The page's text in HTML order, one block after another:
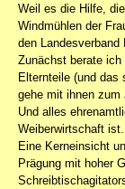
Weil es die Hilfe,
Windmühlen der
den
Zunächst berate
Elternteile (und
gehe mit ihnen zum
Und alles
Weiberwirtschaft
Eine Kerneinsicht
Prägung mit hoher